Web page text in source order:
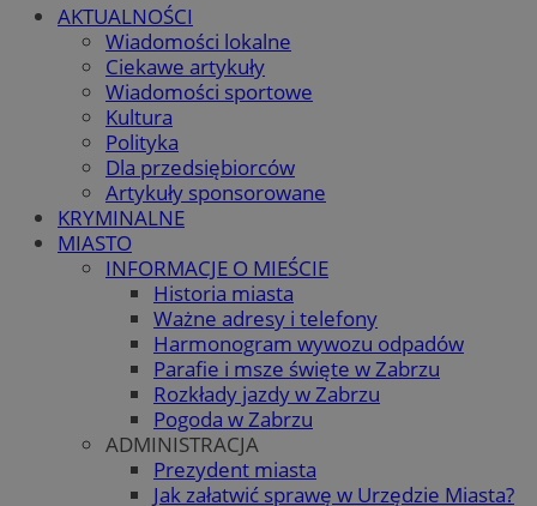
AKTUALNOŚCI
Wiadomości lokalne
Ciekawe artykuły
Wiadomości sportowe
Kultura
Polityka
Dla przedsiębiorców
Artykuły sponsorowane
KRYMINALNE
MIASTO
INFORMACJE O MIEŚCIE
Historia miasta
Ważne adresy i telefony
Harmonogram wywozu odpadów
Parafie i msze święte w Zabrzu
Rozkłady jazdy w Zabrzu
Pogoda w Zabrzu
ADMINISTRACJA
Prezydent miasta
Jak załatwić sprawę w Urzędzie Miasta?